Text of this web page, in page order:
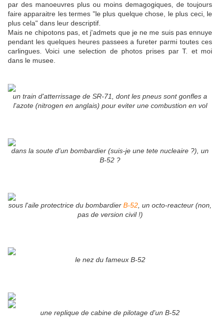
par des manoeuvres plus ou moins demagogiques, de toujours
faire apparaitre les termes "le plus quelque chose, le plus ceci, le
plus cela" dans leur descriptif.
Mais ne chipotons pas, et j'admets que je ne me suis pas ennuye
pendant les quelques heures passees a fureter parmi toutes ces
carlingues. Voici une selection de photos prises par T. et moi
dans le musee.
un train d'atterrissage de SR-71, dont les pneus sont gonfles a
l'azote (nitrogen en anglais) pour eviter une combustion en vol
dans la soute d'un bombardier (suis-je une tete nucleaire ?), un
B-52 ?
sous l'aile protectrice du bombardier B-52 , un octo-reacteur (non,
pas de version civil !)
le nez du fameux B-52
une replique de cabine de pilotage d'un B-52